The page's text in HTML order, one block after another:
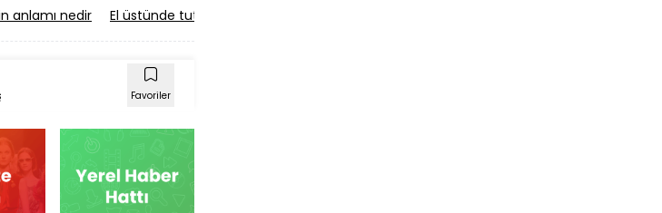
anlamı nedir El üstünde tutulmak deyiminin anlamı nedir
Favoriler